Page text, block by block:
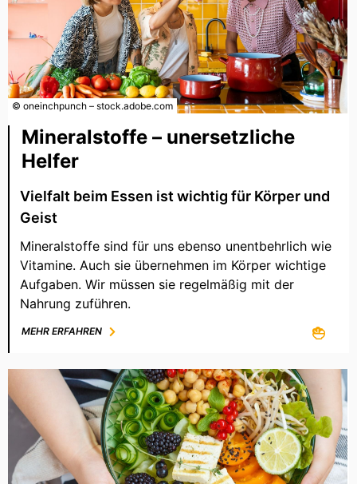
© oneinchpunch – stock.adobe.com
Mineralstoffe – unersetzliche
Helfer
Vielfalt beim Essen ist wichtig für Körper und
Geist
Mineralstoffe sind für uns ebenso unentbehrlich wie
Vitamine. Auch sie übernehmen im Körper wichtige
Aufgaben. Wir müssen sie regelmäßig mit der
Nahrung zuführen.
MEHR ERFAHREN